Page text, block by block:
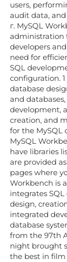
users,
audit data,
г. MySQL
administration
developers
need for
SQL
configuration.
database
and
development,
creation, and
for the MySQL
MySQL
have libraries
are provided
pages where
Workbench is
integrates
design,
integrated
database
from the 97th
night brought
the best in film